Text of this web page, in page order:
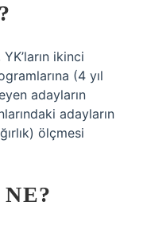
ikinci
(4 yıl
adayların
adayların
ölçmesi